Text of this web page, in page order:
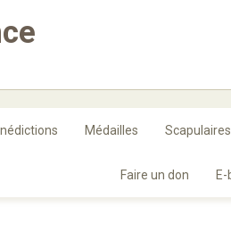
Médailles Scapulaires
Faire un don